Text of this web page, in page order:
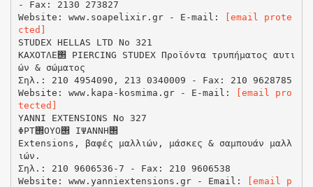
- Fax: 2130 273827
Website: www.soapelixir.gr - E-mail:
[email prote
cted]
STUDEX HELLAS LTD No 321
ΚΑΧΟΤΛΕ΢ PIERCING STUDEX Προϊόντα τρυπήματος αυτι
ών & σώματος
Σηλ.: 210 4954090, 213 0340009 - Fax: 210 9628785
Website: www.kapa-kosmima.gr - E-mail:
[email pro
tected]
YANNI EXTENSIONS No 327
ΦΡΤ΢ΟΥΟ΢ ΙΨΑΝΝΗ΢
Extensions, βαφές μαλλιών, μάσκες & σαμπουάν μαλλ
ιών.
Σηλ.: 210 9606536-7 - Fax: 210 9606538
Website: www.yanniextensions.gr - Email:
[email p